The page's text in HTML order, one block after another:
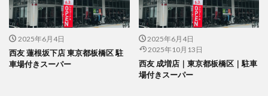
2025年6月4日
西友 蓮根坂下店 東京都板橋区 駐
車場付きスーパー
2025年6月4日
2025年10月13日
西友 成増店｜東京都板橋区｜駐車
場付きスーパー